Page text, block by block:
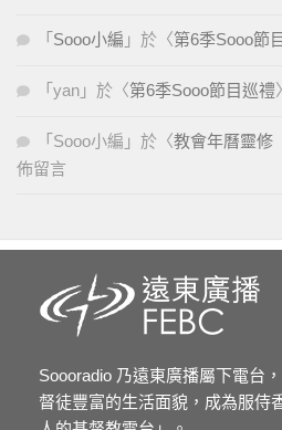
「 Sooo小編 」於〈第6季Sooo節
「 yan 」於〈第6季Sooo節目巡禮
「 Sooo小編 」於〈教會年曆靈修
佈留言
Soooradio 乃遠東廣播屬下電台
督徒豐富的生活面貌，成為服侍